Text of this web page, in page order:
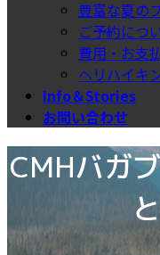
豊富な夏の
ご予約につ
費用・お支
ヘリハイキ
Info＆Stories
お問い合わせ
CMHバガ